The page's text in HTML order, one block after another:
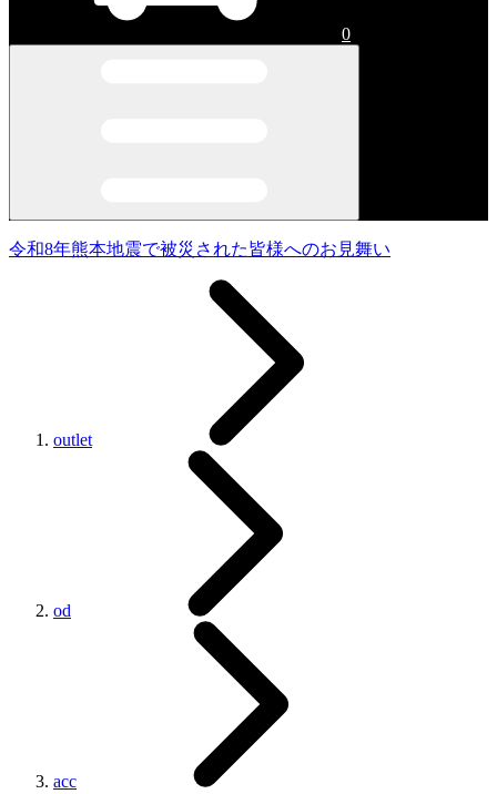
0
令和8年熊本地震で被災された皆様へのお見舞い
outlet
od
acc